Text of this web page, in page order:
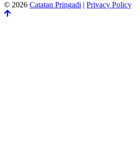
© 2026 Catatan Pringadi | Privacy Policy